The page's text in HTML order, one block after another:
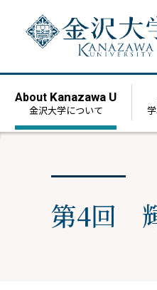
About Kanazawa U
金沢大学について
第4回